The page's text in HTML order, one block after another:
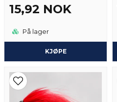
15,92 NOK
På lager
KJØPE